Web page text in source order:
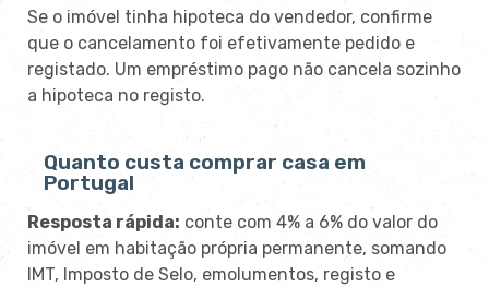
Se o imóvel tinha hipoteca do vendedor, confirme
que o cancelamento foi efetivamente pedido e
registado. Um empréstimo pago não cancela sozinho
a hipoteca no registo.
Quanto custa comprar casa em
Portugal
Resposta rápida: conte com 4% a 6% do valor do
imóvel em habitação própria permanente, somando
IMT, Imposto de Selo, emolumentos, registo e